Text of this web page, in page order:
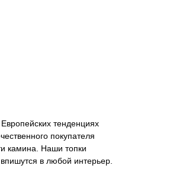
тенденциях
покупателя
камина. Наши топки
в любой интерьер.